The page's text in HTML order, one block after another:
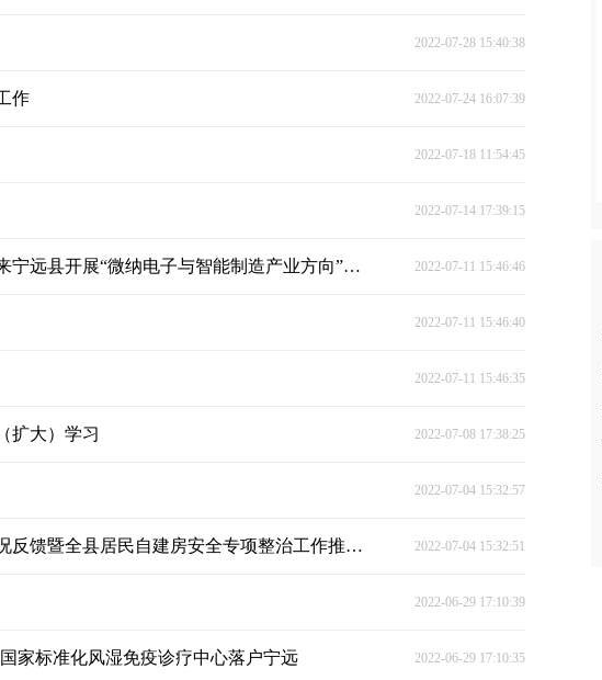
2022-07-28 15:40:38
作 2022-07-24 16:07:39
2022-07-18 11:54:45
2022-07-14 17:39:15
深圳市科技文化创新产业促进会携东方盛世集团来宁远县开展“微纳电子与智能制造产业方向”的市场调研与合作洽谈 2022-07-11 15:46:46
2022-07-11 15:46:40
2022-07-11 15:46:35
扩大）学习 2022-07-08 17:38:25
2022-07-04 15:32:57
宁远县召开居民自建房安全专项整治市级抽查情况反馈暨全县居民自建房安全专项整治工作推进会 2022-07-04 15:32:51
2022-06-29 17:10:39
家标准化风湿免疫诊疗中心落户宁远 2022-06-29 17:10:35